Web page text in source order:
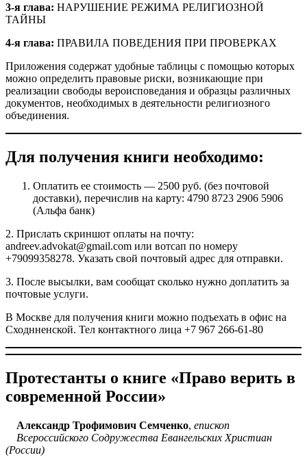
3-я глава: НАРУШЕНИЕ РЕЖИМА РЕЛИГИОЗНОЙ
ТАЙНЫ
4-я глава: ПРАВИЛА ПОВЕДЕНИЯ ПРИ ПРОВЕРКАХ
Приложения содержат удобные таблицы с помощью которых
можно определить правовые риски, возникающие при
реализации свободы вероисповедания и образцы различных
документов, необходимых в деятельности религиозного
объединения.
Для получения книги необходимо:
Оплатить ее стоимость — 2500 руб. (без почтовой
доставки), перечислив на карту: 4790 8723 2906 5906
(Альфа банк)
2. Прислать скриншот оплаты на почту:
andreev.advokat@gmail.com или вотсап по номеру
+79099358278. Указать свой почтовый адрес для отправки.
3. После высылки, вам сообщат сколько нужно доплатить за
почтовые услуги.
В Москве для получения книги можно подъехать в офис на
Сходнненской. Тел контактного лица +7 967 266-61-80
Протестанты о книге «Право верить в
современной России»
Александр Трофимович Семченко, епископ
Всероссийского Содружества Евангельских Христиан
(России)